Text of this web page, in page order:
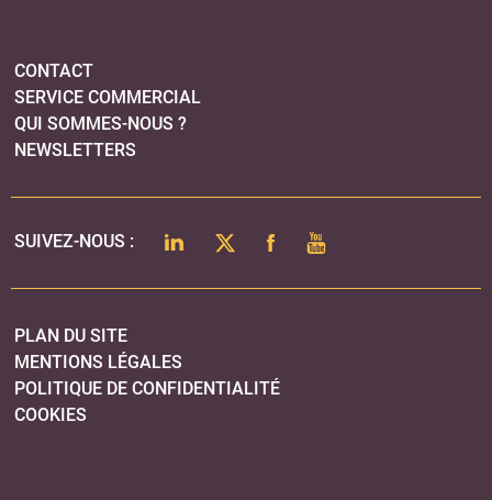
PLAN DU SITE
MENTIONS LÉGALES
POLITIQUE DE CONFIDENTIALITÉ
COOKIES